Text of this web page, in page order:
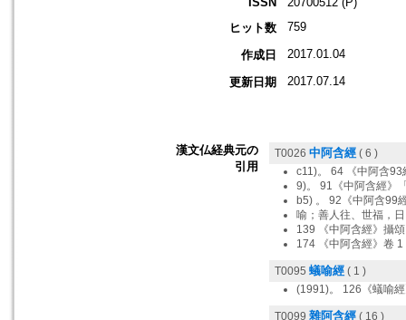
ヒット数
759
作成日 2017.01.04
更新日期 2017.07.14
漢文仏経典元の
引用
T0026 中阿含經 ( 6 )
c11)。 64 《中阿含93
9)。 91《中阿含經》
b5) 。 92《中阿含99
喻；善人往、世福，
139 《中阿含經》攝
174 《中阿含經》卷
T0095 蟻喻經 ( 1 )
(1991)。 126《蟻喻
T0099 雜阿含經 ( 16 )